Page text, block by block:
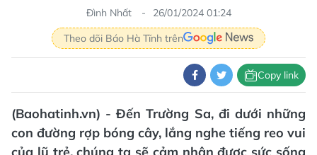
Đình Nhất
26/01/2024 01:24
Theo dõi Báo Hà Tĩnh trên
Copy link
(Baohatinh.vn) - Đến Trường Sa, đi dưới những
con đường rợp bóng cây, lắng nghe tiếng reo vui